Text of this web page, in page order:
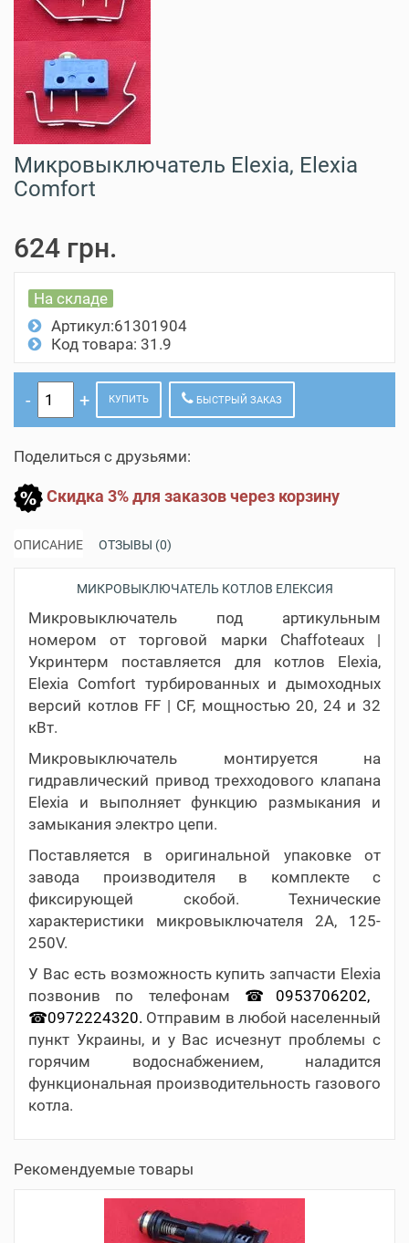
Микровыключатель Elexia, Elexia
Comfort
624 грн.
На складе
Артикул:61301904
Код товара: 31.9
КУПИТЬ БЫСТРЫЙ ЗАКАЗ
Поделиться с друзьями:
Скидка 3% для заказов через корзину
ОПИСАНИЕ ОТЗЫВЫ (0)
МИКРОВЫКЛЮЧАТЕЛЬ КОТЛОВ ЕЛЕКСИЯ
Микровыключатель под артикульным
номером от торговой марки Chaffoteaux |
Укринтерм поставляется для котлов Elexia,
Elexia Comfort турбированных и дымоходных
версий котлов FF | CF, мощностью 20, 24 и 32
кВт.
Микровыключатель монтируется на
гидравлический привод трехходового клапана
Elexia и выполняет функцию размыкания и
замыкания электро цепи.
Поставляется в оригинальной упаковке от
завода производителя в комплекте с
фиксирующей скобой. Технические
характеристики микровыключателя 2А, 125-
250V.
У Вас есть возможностькупить запчасти Elexia
позвонив по телефонам ☎ 0953706202,
☎0972224320. Отправим в любой населенный
пункт Украины, и у Вас исчезнут проблемы с
горячим водоснабжением, наладится
функциональная производительность газового
котла.
Рекомендуемые товары